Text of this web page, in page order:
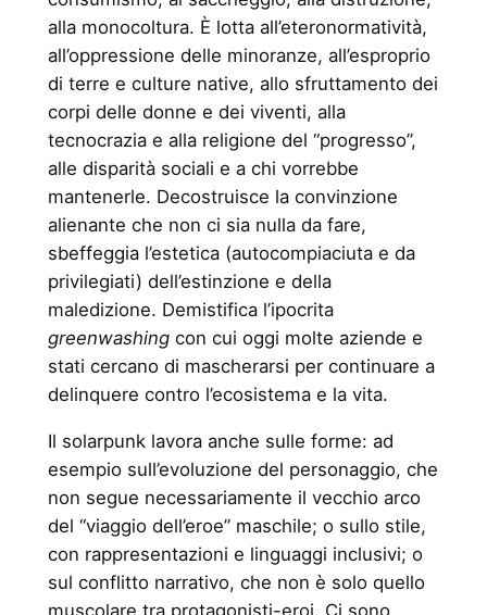
alla monocoltura. È lotta all’eteronormatività,
all’oppressione delle minoranze, all’esproprio
di terre e culture native, allo sfruttamento dei
corpi delle donne e dei viventi, alla
tecnocrazia e alla religione del “progresso”,
alle disparità sociali e a chi vorrebbe
mantenerle. Decostruisce la convinzione
alienante che non ci sia nulla da fare,
sbeffeggia l’estetica (autocompiaciuta e da
privilegiati) dell’estinzione e della
maledizione. Demistifica l’ipocrita
greenwashingcon cui oggi molte aziende e
stati cercano di mascherarsi per continuare a
delinquere contro l’ecosistema e la vita.
Il solarpunk lavora anche sulle forme: ad
esempio sull’evoluzione del personaggio, che
non segue necessariamente il vecchio arco
del “viaggio dell’eroe” maschile; o sullo stile,
con rappresentazioni e linguaggi inclusivi; o
sul conflitto narrativo, che non è solo quello
muscolare tra protagonisti-eroi. Ci sono